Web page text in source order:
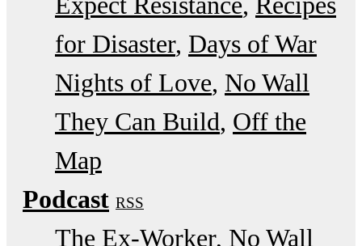
for Disaster Days of War
Nights of Love No Wall
They Can Build Off the
Map
Podcast RSS
The Ex-Worker No Wall